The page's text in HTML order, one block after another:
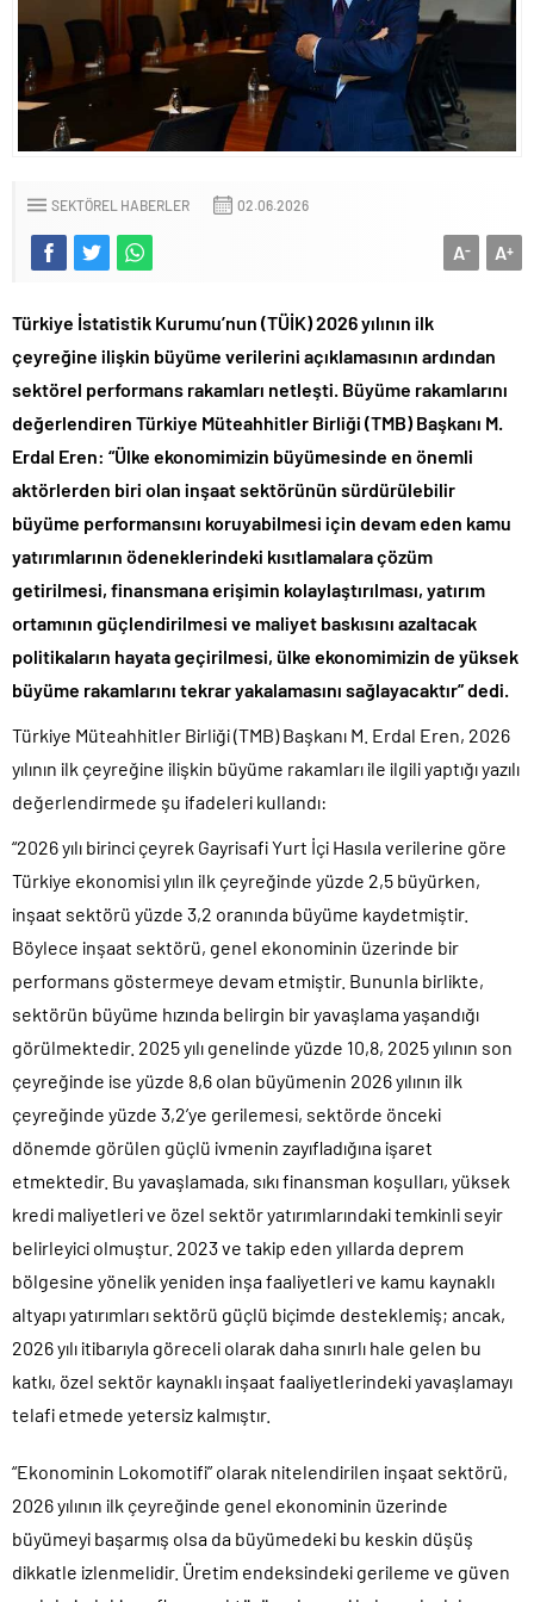
SEKTÖREL HABERLER 02.06.2026
A+
A-
Türkiye İstatistik Kurumu’nun (TÜİK) 2026 yılının ilk
çeyreğine ilişkin büyüme verilerini açıklamasının ardından
sektörel performans rakamları netleşti. Büyüme rakamlarını
değerlendiren Türkiye Müteahhitler Birliği (TMB) Başkanı M.
Erdal Eren: “Ülke ekonomimizin büyümesinde en önemli
aktörlerden biri olan inşaat sektörünün sürdürülebilir
büyüme performansını koruyabilmesi için devam eden kamu
yatırımlarının ödeneklerindeki kısıtlamalara çözüm
getirilmesi, finansmana erişimin kolaylaştırılması, yatırım
ortamının güçlendirilmesi ve maliyet baskısını azaltacak
politikaların hayata geçirilmesi, ülke ekonomimizin de yüksek
büyüme rakamlarını tekrar yakalamasını sağlayacaktır” dedi.
Türkiye Müteahhitler Birliği (TMB) Başkanı M. Erdal Eren, 2026
yılının ilk çeyreğine ilişkin büyüme rakamları ile ilgili yaptığı yazılı
değerlendirmede şu ifadeleri kullandı:
“2026 yılı birinci çeyrek Gayrisafi Yurt İçi Hasıla verilerine göre
Türkiye ekonomisi yılın ilk çeyreğinde yüzde 2,5 büyürken,
inşaat sektörü yüzde 3,2 oranında büyüme kaydetmiştir.
Böylece inşaat sektörü, genel ekonominin üzerinde bir
performans göstermeye devam etmiştir. Bununla birlikte,
sektörün büyüme hızında belirgin bir yavaşlama yaşandığı
görülmektedir. 2025 yılı genelinde yüzde 10,8, 2025 yılının son
çeyreğinde ise yüzde 8,6 olan büyümenin 2026 yılının ilk
çeyreğinde yüzde 3,2’ye gerilemesi, sektörde önceki
dönemde görülen güçlü ivmenin zayıfladığına işaret
etmektedir. Bu yavaşlamada, sıkı finansman koşulları, yüksek
kredi maliyetleri ve özel sektör yatırımlarındaki temkinli seyir
belirleyici olmuştur. 2023 ve takip eden yıllarda deprem
bölgesine yönelik yeniden inşa faaliyetleri ve kamu kaynaklı
altyapı yatırımları sektörü güçlü biçimde desteklemiş; ancak,
2026 yılı itibarıyla göreceli olarak daha sınırlı hale gelen bu
katkı, özel sektör kaynaklı inşaat faaliyetlerindeki yavaşlamayı
telafi etmede yetersiz kalmıştır.
“Ekonominin Lokomotifi” olarak nitelendirilen inşaat sektörü,
2026 yılının ilk çeyreğinde genel ekonominin üzerinde
büyümeyi başarmış olsa da büyümedeki bu keskin düşüş
dikkatle izlenmelidir. Üretim endeksindeki gerileme ve güven